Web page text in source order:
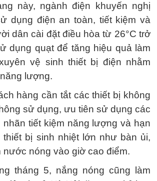
này, ngành điện khuyến nghị
dụng điện an toàn, tiết kiệm và
dân cài đặt điều hòa từ 26°C trở
dụng quạt để tăng hiệu quả làm
vệ sinh thiết bị điện nhằm
lượng.
hàng cần tắt các thiết bị không
sử dụng, ưu tiên sử dụng các
nhãn tiết kiệm năng lượng và hạn
thiết bị sinh nhiệt lớn như bàn ủi,
nước nóng vào giờ cao điểm.
tháng 5, nắng nóng cũng làm